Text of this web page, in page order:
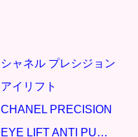
シャネル プレシジョン
アイリフト
CHANEL PRECISION
EYE LIFT ANTI PU…